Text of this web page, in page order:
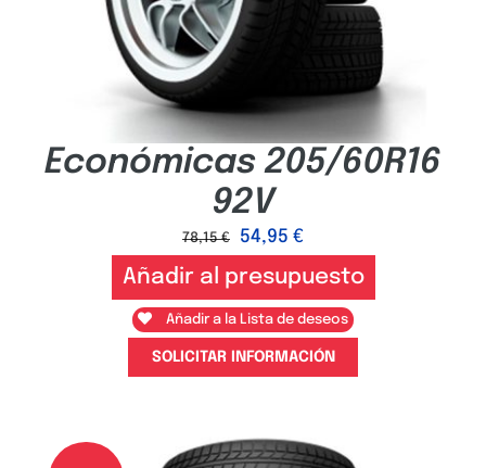
Económicas 205/60R16
92V
78,15€ 54,95 €
Añadir al presupuesto
Añadir a la Lista de deseos
SOLICITAR INFORMACIÓN